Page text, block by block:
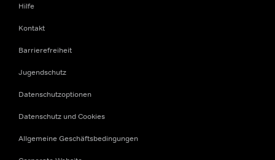
Hilfe
Kontakt
Barrierefreiheit
Jugendschutz
Datenschutzoptionen
Datenschutz und Cookies
Allgemeine Geschäftsbedingungen